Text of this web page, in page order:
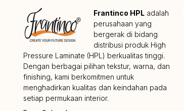
Frantinco HPLadalah
perusahaan yang
bergerak di bidang
distribusi produk High
Pressure Laminate (HPL) berkualitas tinggi.
Dengan berbagai pilihan tekstur, warna, dan
finishing, kami berkomitmen untuk
menghadirkan kualitas dan keindahan pada
setiap permukaan interior.